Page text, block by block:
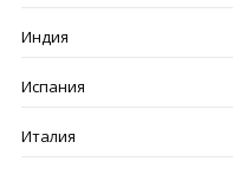
Индия
Испания
Италия